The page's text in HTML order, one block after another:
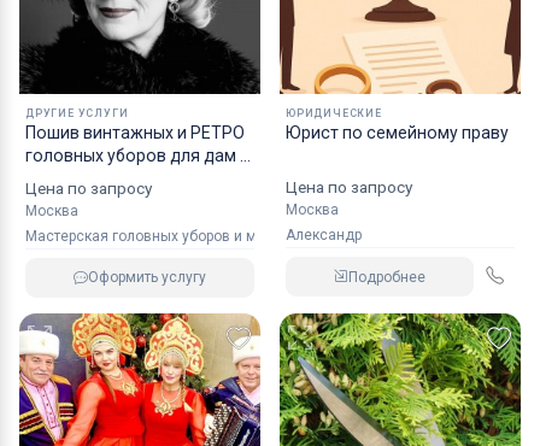
ДРУГИЕ УСЛУГИ
Пошив винтажных и РЕТРО
головных уборов для дам и
Цена по запросу
Москва
Мастерская головных уборов и меховых изделий
Оформить услугу
ЮРИДИЧЕСКИЕ
Юрист по семейному праву
Цена по запросу
Москва
Александр
Подробнее